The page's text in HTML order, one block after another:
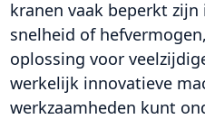
kranen vaak beperkt
snelheid of
oplossing voor
werkelijk innovatieve
werkzaamheden kunt